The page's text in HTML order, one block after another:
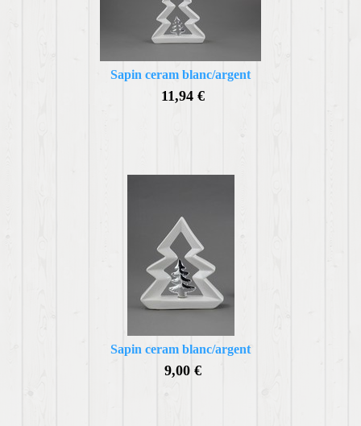
Sapin ceram blanc/argent
11,94 €
Sapin ceram blanc/argent
9,00 €